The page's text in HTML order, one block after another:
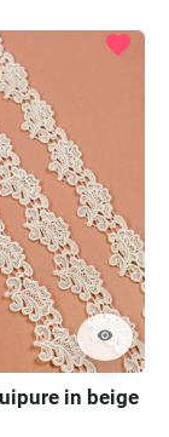
visibility
favorite
in beige